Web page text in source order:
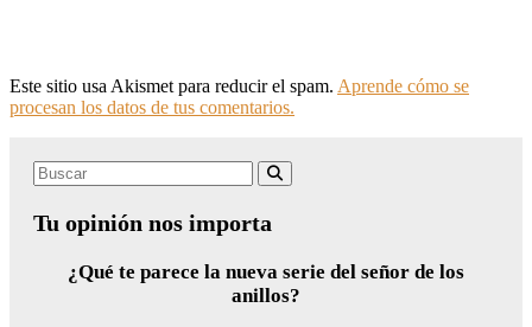
Este sitio usa Akismet para reducir el spam. Aprende cómo se
procesan los datos de tus comentarios.
Search
Tu opinión nos importa
¿Qué te parece la nueva serie del señor de los
anillos?